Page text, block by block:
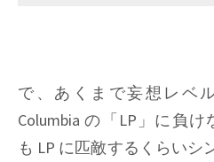
で、あくまで妄想レベ
Columbia の「LP」に負け
も LP に匹敵するくらいシ